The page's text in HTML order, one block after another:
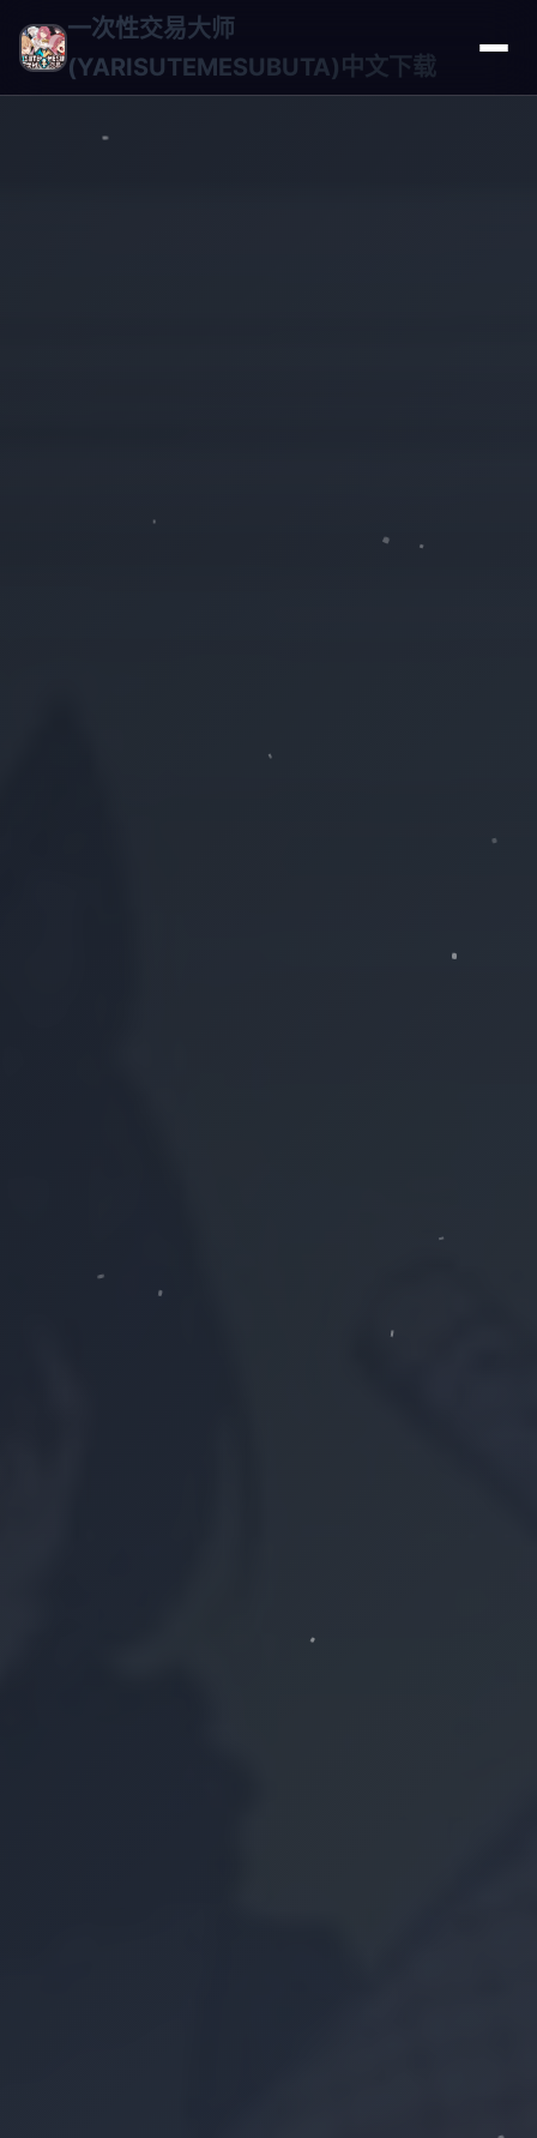
一次性交易大师
(YARISUTEMESUBUTA)中文下载